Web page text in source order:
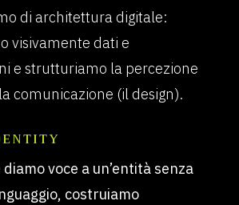
di architettura digitale:
visivamente dati e
e strutturiamo la percezione
comunicazione (il design).
voce a un’entità senza
costruiamo